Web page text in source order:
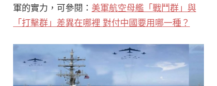
軍的實力，可參閱： 美軍航空母艦「戰鬥群」與
「打擊群」差異在哪裡 對付中國要用哪一種？